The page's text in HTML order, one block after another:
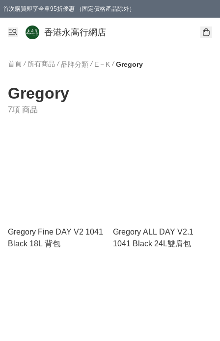
首次購買即享全單95折優惠 （固定價格產品除外）
澳門地區購物滿$800免運費
香港地區購物滿$600免運費
購買滿HK$1000即可免費獲得一個GEARLEX Small Ear Carabiner 2.0 扣環（贈品
香港永高行網店
首頁 / 所有商品 / 品牌分類 / E－K / Gregory
Gregory
7項 商品
Gregory Fine DAY V2 1041
Black 18L 背包
Gregory ALL DAY V2.1
1041 Black 24L雙肩包